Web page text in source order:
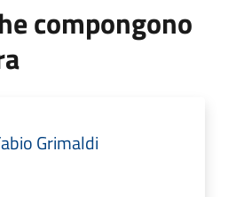
compongono
Grimaldi